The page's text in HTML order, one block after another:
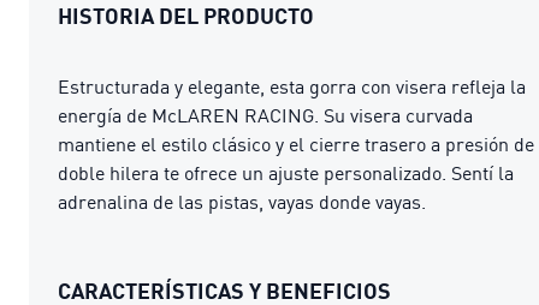
HISTORIA DEL PRODUCTO
Estructurada y elegante, esta gorra con visera refleja la
energía de McLAREN RACING. Su visera curvada
mantiene el estilo clásico y el cierre trasero a presión de
doble hilera te ofrece un ajuste personalizado. Sentí la
adrenalina de las pistas, vayas donde vayas.
CARACTERÍSTICAS Y BENEFICIOS